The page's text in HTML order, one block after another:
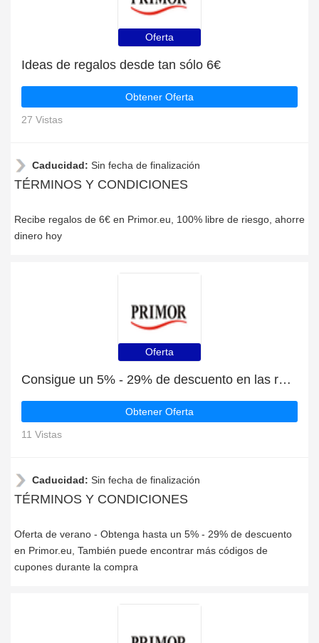
Oferta
Ideas de regalos desde tan sólo 6€
Obtener Oferta
27 Vistas
Caducidad: Sin fecha de finalización
TÉRMINOS Y CONDICIONES
Recibe regalos de 6€ en Primor.eu, 100% libre de riesgo, ahorre
dinero hoy
Oferta
Consigue un 5% - 29% de descuento en las rebajas de verano en Primor.eu
Obtener Oferta
11 Vistas
Caducidad: Sin fecha de finalización
TÉRMINOS Y CONDICIONES
Oferta de verano - Obtenga hasta un 5% - 29% de descuento
en Primor.eu, También puede encontrar más códigos de
cupones durante la compra